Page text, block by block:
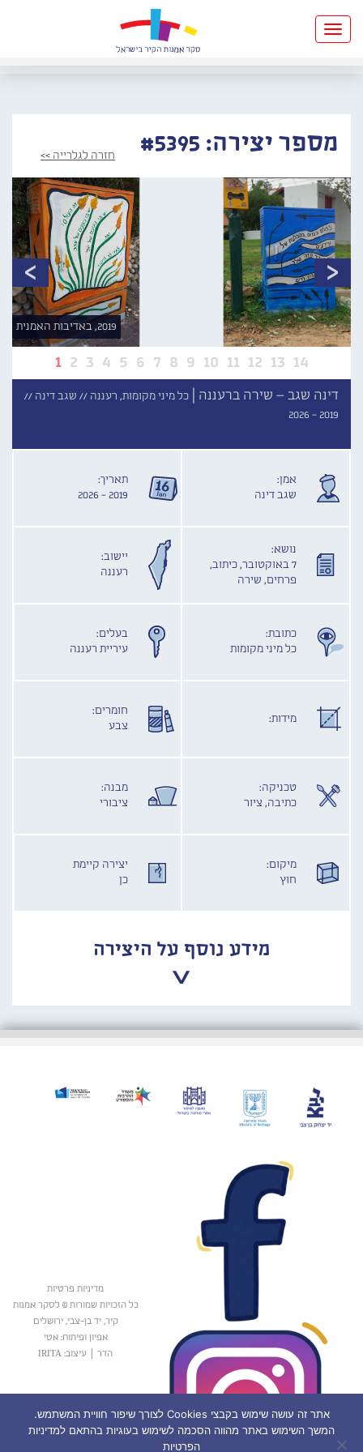
Toggle
navigation
מספר יצירה: #5395 חזרה לגלרייה >>
1 2 3 4 5 6 7 8 9 10 11 12 13 14
2019, באדיבות האמנית
דינה שגב – שירה ברעננה | כל מיני מקומות, רעננה // שגב דינה //
2019 - 2026
אמן:
שגב דינה
תאריך:
2019 - 2026
נושא:
7 באוקטובר, כיתוב,
פרחים, שירה
יישוב:
רעננה
כתובת:
כל מיני מקומות
בעלים:
עיריית רעננה
מידות:
חומרים:
צבע
טכניקה:
כתיבה, ציור
מבנה:
ציבורי
מיקום:
חוץ
יצירה קיימת
כן
מידע נוסף על היצירה
מדיניות פרטיות
כל הזכויות שמורות © לסקר אמנות
קיר, יד בן-צבי, ירושלים
אפיון ופיתוח: אטי
הדר
עיצוב: IRITA
אתר זה עושה שימוש בקבצי Cookies לצורך שיפור חוויית המשתמש.
המשך השימוש באתר מהווה הסכמה לשימוש בעוגיות בהתאם למדיניות
הפרטיות